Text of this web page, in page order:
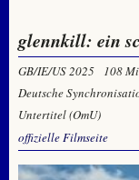
glennkill: ein
GB/IE/US 2025 108
Deutsche
Untertitel (OmU)
offizielle Filmseite